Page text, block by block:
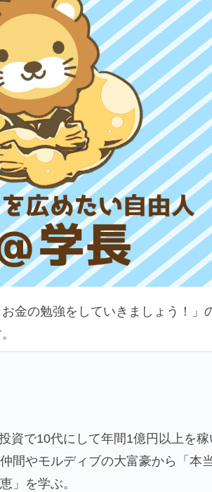
取される世界
ています
金の勉強をしていきましょう！」
資で10代にして年間1億円以上を稼
間やモルディブの大富豪から「本
」を学ぶ。